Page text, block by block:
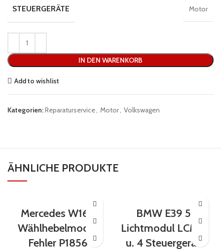
STEUERGERÄTE Motor
IN DEN WARENKORB
Add to wishlist
Kategorien:Reparaturservice, Motor, Volkswagen
ÄHNLICHE PRODUKTE
Mercedes W168
Wählhebelmodul
Fehler P1856
BMW E39 5
Lichtmodul LCM 3
u. 4 Steuergerät